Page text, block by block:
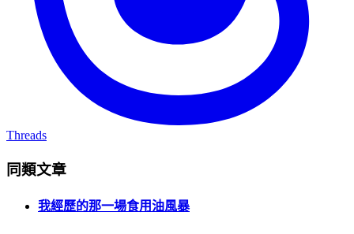
Threads
同類文章
我經歷的那一場食用油風暴